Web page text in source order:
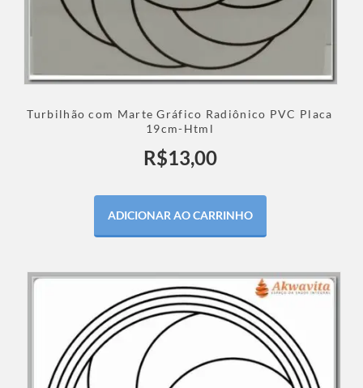
Turbilhão com Marte Gráfico Radiônico PVC Placa
19cm-Html
R$13,00
ADICIONAR AO CARRINHO